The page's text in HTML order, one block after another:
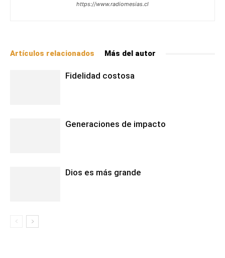
https://www.radiomesias.cl
Artículos relacionados Más del autor
Fidelidad costosa
Generaciones de impacto
Dios es más grande